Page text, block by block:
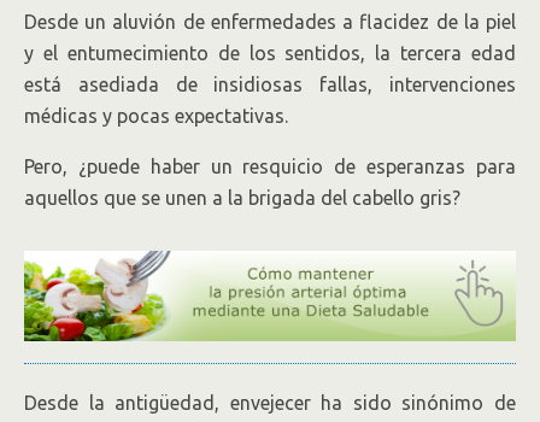
Desde un aluvión de enfermedades a flacidez de la piel
y el entumecimiento de los sentidos, la tercera edad
está asediada de insidiosas fallas, intervenciones
médicas y pocas expectativas.
Pero, ¿puede haber un resquicio de esperanzas para
aquellos que se unen a la brigada del cabello gris?
Desde la antigüedad, envejecer ha sido sinónimo de